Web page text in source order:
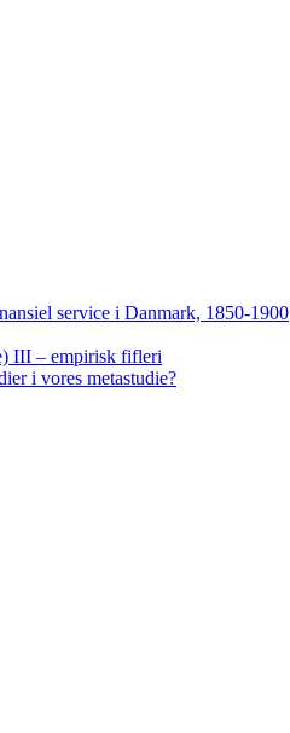
service i Danmark, 1850-1900
III – empirisk fifleri
i vores metastudie?